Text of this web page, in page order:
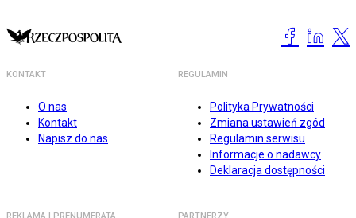
KONTAKT
O nas
Kontakt
Napisz do nas
REGULAMIN
Polityka Prywatności
Zmiana ustawień zgód
Regulamin serwisu
Informacje o nadawcy
Deklaracja dostępności